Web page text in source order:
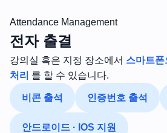
Attendance Management
전자 출결
강의실 혹은 지정 장소에서 스마트폰
처리 를 할 수 있습니다.
비콘 출석 인증번호 출석
안드로이드 · IOS 지원